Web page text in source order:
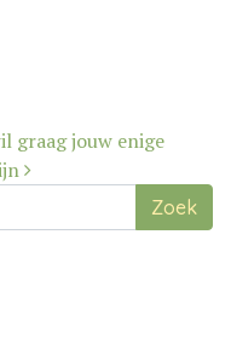
graag jouw enige